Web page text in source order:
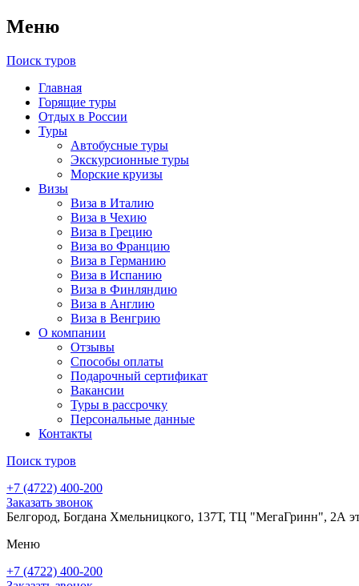
Меню
Поиск туров
Главная
Горящие туры
Отдых в России
Туры
Автобусные туры
Экскурсионные туры
Морские круизы
Визы
Виза в Италию
Виза в Чехию
Виза в Грецию
Виза во Францию
Виза в Германию
Виза в Испанию
Виза в Финляндию
Виза в Англию
Виза в Венгрию
О компании
Отзывы
Способы оплаты
Подарочный сертификат
Вакансии
Туры в рассрочку
Персональные данные
Контакты
Поиск туров
+7 (4722) 400-200
Заказать звонок
Белгород, Богдана Хмельницкого, 137Т, ТЦ "МегаГринн", 2А
Меню
+7 (4722) 400-200